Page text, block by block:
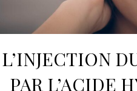
L’INJECTION
PAR L’ACIDE